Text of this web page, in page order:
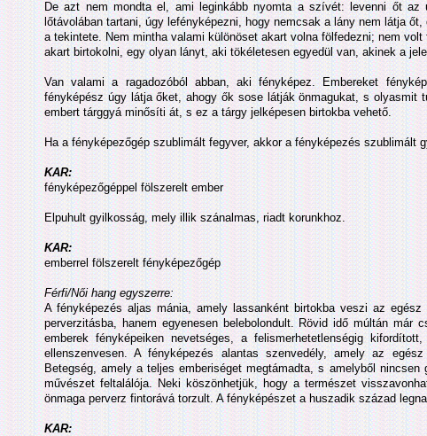
De azt nem mondta el, ami leginkább nyomta a szívét: levenni őt
lőtávolában tartani, úgy lefényképezni, hogy nemcsak a lány nem látja
a tekintete. Nem mintha valami különöset akart volna fölfedezni; nem
akart birtokolni, egy olyan lányt, aki tökéletesen egyedül van, akinek a
Van valami a ragadozóból abban, aki fényképez. Embereket
fényképész úgy látja őket, ahogy ők sose látják önmagukat, s olyasmit
embert tárggyá minősíti át, s ez a tárgy jelképesen birtokba vehető.
Ha a fényképezőgép szublimált fegyver, akkor a fényképezés szublimált
KAR:
fényképezőgéppel fölszerelt ember
Elpuhult gyilkosság, mely illik szánalmas, riadt korunkhoz.
KAR:
emberrel fölszerelt fényképezőgép
Férfi/Női hang egyszerre:
A fényképezés aljas mánia, amely lassanként birtokba veszi az
perverzitásba, hanem egyenesen belebolondult. Rövid idő múltán
emberek fényképeiken nevetséges, a felismerhetetlenségig
ellenszenvesen. A fényképezés alantas szenvedély, amely az
Betegség, amely a teljes emberiséget megtámadta, s amelyből
művészet feltalálója. Neki köszönhetjük, hogy a természet
önmaga perverz fintorává torzult. A fényképészet a huszadik század
KAR: